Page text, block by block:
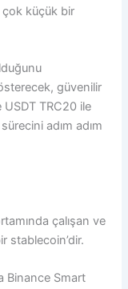
çok küçük bir
güvenilir
USDT TRC20 ile
adım adım
çalışan ve
stablecoin’dir.
Binance Smart